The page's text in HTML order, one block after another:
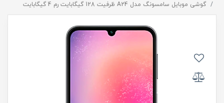
گوشی موبایل سامسونگ مدل A24 ظرفیت 128 گیگابایت رم 4 گیگابایت